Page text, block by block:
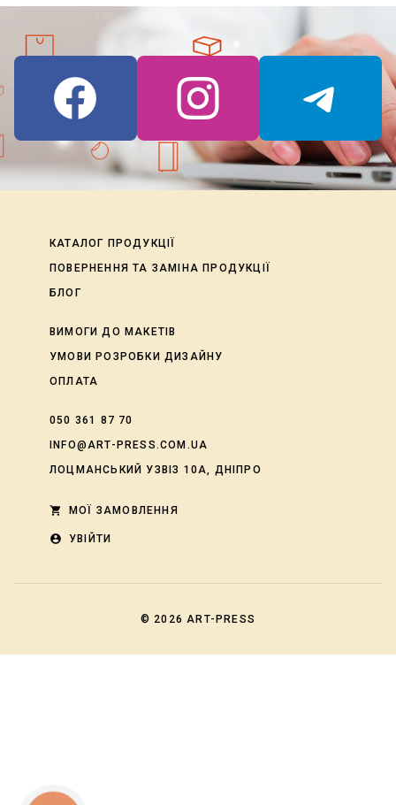
КАТАЛОГ ПРОДУКЦІЇ
ПОВЕРНЕННЯ ТА ЗАМІНА ПРОДУКЦІЇ
БЛОГ
ВИМОГИ ДО МАКЕТІВ
УМОВИ РОЗРОБКИ ДИЗАЙНУ
ОПЛАТА
050 361 87 70
INFO@ART-PRESS.COM.UA
ЛОЦМАНСЬКИЙ УЗВІЗ 10А, ДНІПРО
shopping_cart МОЇ ЗАМОВЛЕННЯ
account_circle УВІЙТИ
© 2026ART-PRESS